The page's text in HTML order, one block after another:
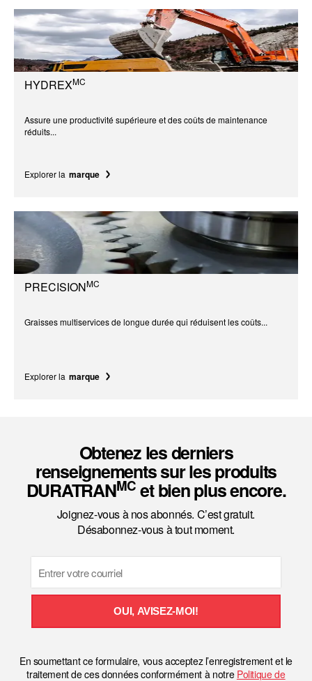
HYDREXMC
Assure une productivité supérieure et des coûts de maintenance
réduits...
Explorer la marque
PRECISIONMC
Graisses multiservices de longue durée qui réduisent les coûts...
Explorer la marque
Obtenez les derniers
renseignements sur les produits
DURATRANMC et bien plus encore.
Joignez-vous à nos abonnés. C’est gratuit.
Désabonnez-vous à tout moment.
OUI, AVISEZ-MOI!
En soumettant ce formulaire, vous acceptez l’enregistrement et le
traitement de ces données conformément à notre Politique de